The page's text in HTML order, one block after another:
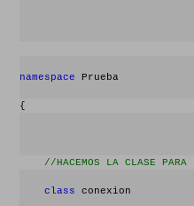
namespace Prueba
{
//HACEMOS LA CLASE PARA
class conexion